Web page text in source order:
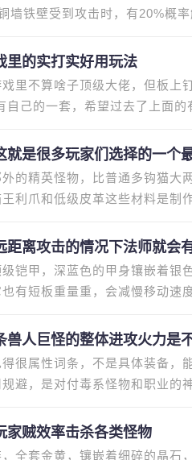
墙铁壁受到攻击时，有20%概
里的实打实好用玩法
里不算啥子顶级大佬，但板上
自己的一套，希望过去了上面
就是很多玩家们选择的一个
的精英怪物，比普通多钩猫
利爪和低级皮革这些材料是
距离攻击的情况下法师就会
铠甲，深蓝色的甲身镶嵌着银
有短板重量重，会减慢移动
兽人巨怪的整体进攻火力是
很属性词条，不是具体装备，
避，是对付毒系怪物和职业的
家贼效率击杀各类怪物
全套金黄，镶嵌着细碎的晶